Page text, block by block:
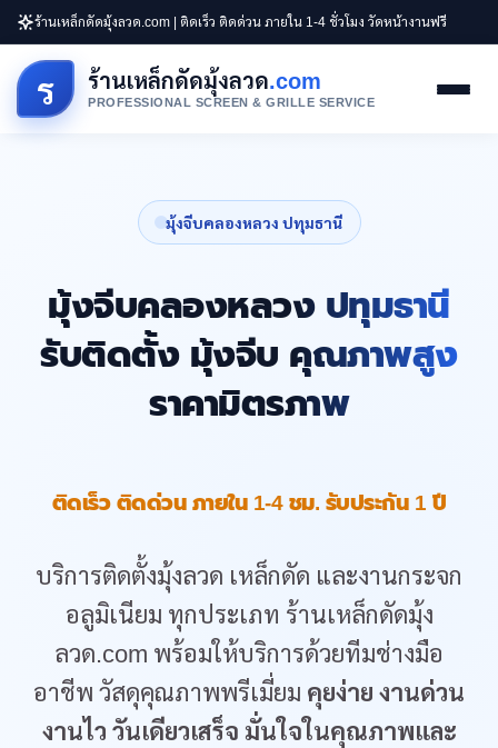
ร้านเหล็กดัดมุ้งลวด.com | ติดเร็ว ติดด่วน ภายใน 1-4 ชั่วโมง วัดหน้างานฟรี
ร ร้านเหล็กดัดมุ้งลวด.com
PROFESSIONAL SCREEN & GRILLE SERVICE
มุ้งจีบคลองหลวง ปทุมธานี
มุ้งจีบคลองหลวง ปทุมธานี
รับติดตั้ง มุ้งจีบ คุณภาพสูง
ราคามิตรภาพ
ติดเร็ว ติดด่วน ภายใน 1-4 ชม. รับประกัน 1 ปี
บริการติดตั้งมุ้งลวด เหล็กดัด และงานกระจก
อลูมิเนียม ทุกประเภท ร้านเหล็กดัดมุ้ง
ลวด.com พร้อมให้บริการด้วยทีมช่างมือ
อาชีพ วัสดุคุณภาพพรีเมี่ยม คุยง่าย งานด่วน
งานไว วันเดียวเสร็จ มั่นใจในคุณภาพและ